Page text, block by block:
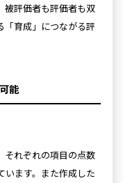
被評価者も評価者も双
「育成」につながる評
能
それぞれの項目の点数
います。また作成した